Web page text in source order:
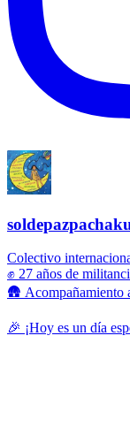
Colectivo
✊ 27 años de
🛖 Acompañamiento
🎉 ¡Hoy es un día